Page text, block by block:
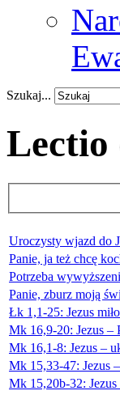
Szukaj...
Lectio
Uroczysty wjazd do
Panie, ja też chcę
Potrzeba
Panie, zburz moją
Łk 1,1-25: Jezus
Mk 16,9-20: Jezus –
Mk 16,1-8: Jezus –
Mk 15,33-47: Jezus
Mk 15,20b-32: